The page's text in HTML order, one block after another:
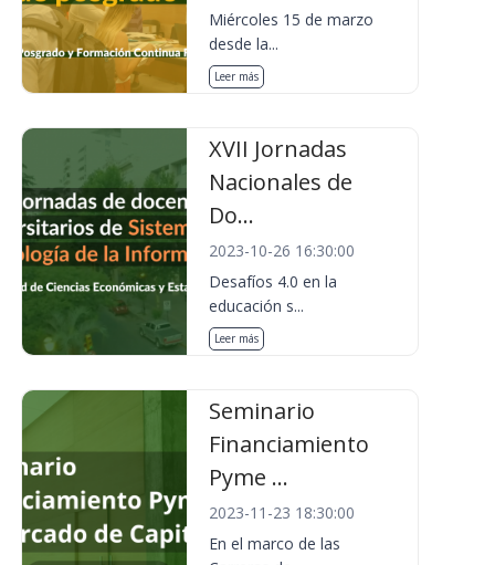
Miércoles 15 de marzo
desde la...
Leer más
XVII Jornadas
Nacionales de
Do...
2023-10-26 16:30:00
Desafíos 4.0 en la
educación s...
Leer más
Seminario
Financiamiento
Pyme ...
2023-11-23 18:30:00
En el marco de las